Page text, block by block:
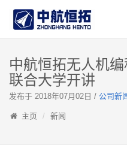
中航恒拓无人机
联合大学开讲
发布于 2018年07月02日 / 公司新
主页 新闻